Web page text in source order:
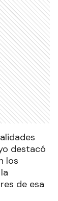
destacó
los
de esa